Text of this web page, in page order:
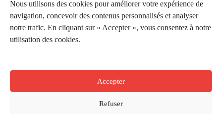
Nous utilisons des cookies pour améliorer votre expérience de
navigation, concevoir des contenus personnalisés et analyser
notre trafic. En cliquant sur « Accepter », vous consentez à notre
utilisation des cookies.
Accepter
Refuser
Application